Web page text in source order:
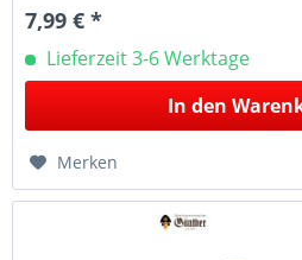
7,99 € *
Lieferzeit 3-6 Werktage
In den
Merken